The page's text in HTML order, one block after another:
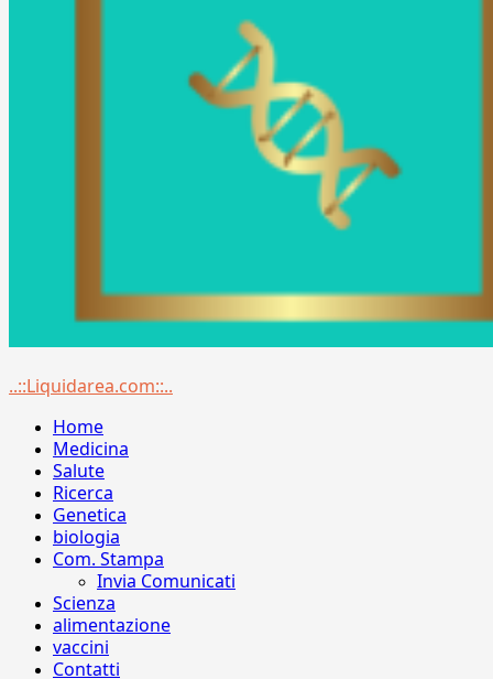
Menu
..::Liquidarea.com::..
Home
Medicina
Salute
Ricerca
Genetica
biologia
Com. Stampa
Invia Comunicati
Scienza
alimentazione
vaccini
Contatti